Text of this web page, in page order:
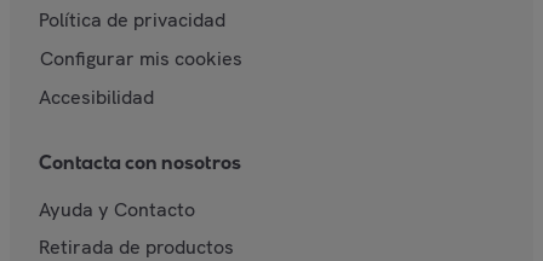
Política de privacidad
Configurar mis cookies
Accesibilidad
Contacta con nosotros
Ayuda y Contacto
Retirada de productos